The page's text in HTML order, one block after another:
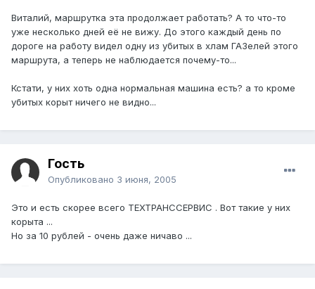
Виталий, маршрутка эта продолжает работать? А то что-то
уже несколько дней её не вижу. До этого каждый день по
дороге на работу видел одну из убитых в хлам ГАЗелей этого
маршрута, а теперь не наблюдается почему-то...
Кстати, у них хоть одна нормальная машина есть? а то кроме
убитых корыт ничего не видно...
Гость
Опубликовано 3 июня, 2005
Это и есть скорее всего ТЕХТРАНССЕРВИС . Вот такие у них
корыта ...
Но за 10 рублей - очень даже ничаво ...